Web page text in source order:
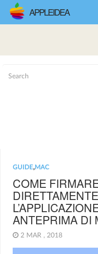
APPLEIDEA
GUIDE,MAC
COME
ANTEPRIMA DI
2 MAR , 2018